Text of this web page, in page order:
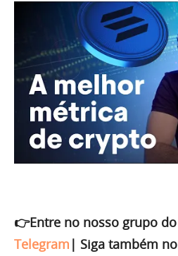
👉Entre no nosso grupo do
Telegram | Siga também no